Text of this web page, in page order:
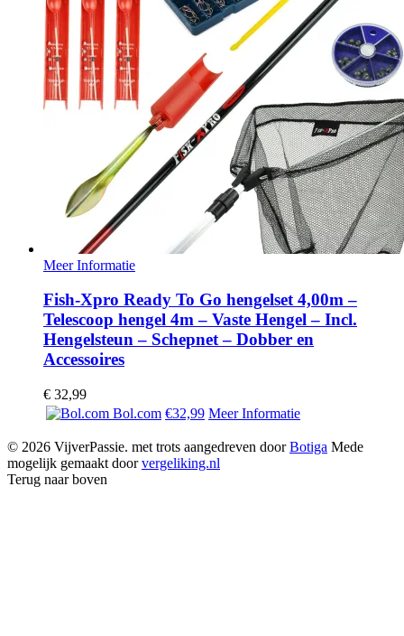
Meer Informatie
Fish-Xpro Ready To Go hengelset 4,00m –
Telescoop hengel 4m – Vaste Hengel – Incl.
Hengelsteun – Schepnet – Dobber en
Accessoires
€ 32,99
Bol.com €32,99 Meer Informatie
© 2026 VijverPassie. met trots aangedreven doorBotiga Mede
mogelijk gemaakt doorvergeliking.nl
Terug naar boven